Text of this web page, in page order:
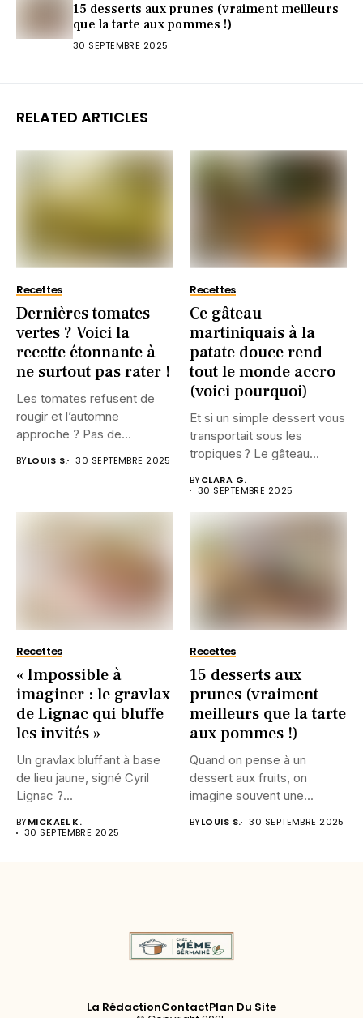
15 desserts aux prunes (vraiment meilleurs
que la tarte aux pommes !)
30 SEPTEMBRE 2025
RELATED ARTICLES
Recettes
Dernières tomates
vertes ? Voici la
recette étonnante à
ne surtout pas rater !
Les tomates refusent de
rougir et l’automne
approche ? Pas de
BYLOUIS S. 30 SEPTEMBRE 2025
Recettes
Ce gâteau
martiniquais à la
patate douce rend
tout le monde accro
(voici pourquoi)
Et si un simple dessert vous
transportait sous les
tropiques ? Le gâteau...
BYCLARA G.
30 SEPTEMBRE 2025
Recettes
« Impossible à
imaginer : le gravlax
de Lignac qui bluffe
les invités »
Un gravlax bluffant à base
de lieu jaune, signé Cyril
Lignac ?...
BYMICKAEL K.
30 SEPTEMBRE 2025
Recettes
15 desserts aux
prunes (vraiment
meilleurs que la tarte
aux pommes !)
Quand on pense à un
dessert aux fruits, on
imagine souvent une...
BYLOUIS S. 30 SEPTEMBRE 2025
La RédactionContactPlan Du Site